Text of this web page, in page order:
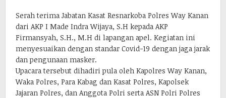
Serah terima Jabatan Kasat Resnarkoba Polres Way Kanan
dari AKP I Made Indra Wijaya, S.H kepada AKP
Firmansyah, S.H., M.H di lapangan apel. Kegiatan ini
menyesuaikan dengan standar Covid-19 dengan jaga jarak
dan pengunaan masker.
Upacara tersebut dihadiri pula oleh Kapolres Way Kanan,
Waka Polres, Para Kabag dan Kasat Polres, Kapolsek
Jajaran Polres, dan Anggota Polri serta ASN Polri Polres